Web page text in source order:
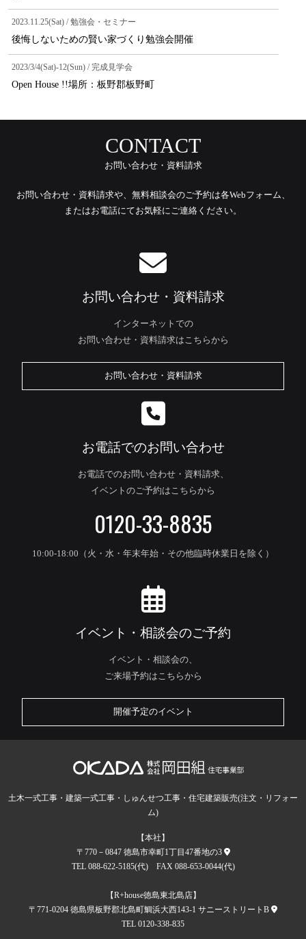
2023.11.25(Sat) / 勉強会・セミナー
後悔しないための賢い家づくり勉強会開催
2023/3/4(Sat)-12(Sun) / 完成見学会
Open House !!場所：板野郡板野町
CONTACT
お問い合わせ・資料請求
お問い合わせ・資料請求や、無料相談会のご予約は各Webフォーム、
またはお電話にてお気軽にご連絡ください。
お問い合わせ・資料請求
インターネットでの
お問い合わせ・資料請求はこちらから
お問い合わせ・資料請求
お電話でのお問い合わせ
お電話でのお問い合わせ・資料請求、
イベントのご予約はこちらから
0120-33-8835
10:00-18:00（火・水・年末年始・その他臨時休業日を除く）
イベント・相談会のご予約
イベント・相談会の、
ご来場予約はこちらから
開催予定のイベント
土木一式工事・建築一式工事・しゅんせつ工事・住宅建築販売(注文・リフォー
ム)
【本社】
〒770－0847 徳島市幸町1丁目47番地の3
TEL 088-622-5185(代) FAX 088-653-0044(代)
【R+house徳島東北島店】
〒771-0204 徳島県板野郡北島町鯛浜大西143-1 サニーストリートB
TEL 0120-338-835